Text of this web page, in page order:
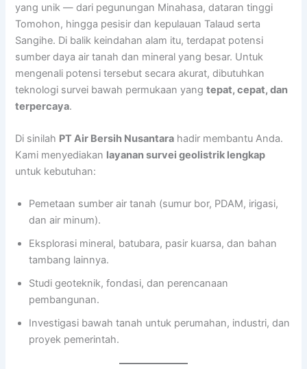
yang unik — dari pegunungan Minahasa, dataran tinggi
Tomohon, hingga pesisir dan kepulauan Talaud serta
Sangihe. Di balik keindahan alam itu, terdapat potensi
sumber daya air tanah dan mineral yang besar. Untuk
mengenali potensi tersebut secara akurat, dibutuhkan
teknologi survei bawah permukaan yangtepat, cepat, dan
terpercaya.
Di sinilah PT Air Bersih Nusantara hadir membantu Anda.
Kami menyediakan layanan survei geolistrik lengkap
untuk kebutuhan:
Pemetaan sumber air tanah (sumur bor, PDAM, irigasi,
dan air minum).
Eksplorasi mineral, batubara, pasir kuarsa, dan bahan
tambang lainnya.
Studi geoteknik, fondasi, dan perencanaan
pembangunan.
Investigasi bawah tanah untuk perumahan, industri, dan
proyek pemerintah.